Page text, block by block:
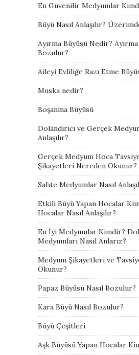
En Güvenilir Medyumlar
Büyü Nasıl Anlaşılır?
Ayırma Büyüsü Nedir?
Bozulur?
Aileyi Evliliğe Razı Etme
Muska nedir?
Boşanma Büyüsü
Dolandırıcı ve Gerçek
Anlaşılır?
Gerçek Medyum Hoca
Şikayetleri Nereden Okunur?
Sahte Medyumlar Nasıl
Etkili Büyü Yapan Hocalar
Hocalar Nasıl Anlaşılır?
En İyi Medyumlar Kimdir?
Medyumları Nasıl Anlarız?
Medyum Şikayetleri ve
Okunur?
Papaz Büyüsü Nasıl Bozulur?
Kara Büyü Nasıl Bozulur?
Büyü Çeşitleri
Aşk Büyüsü Yapan Hocalar